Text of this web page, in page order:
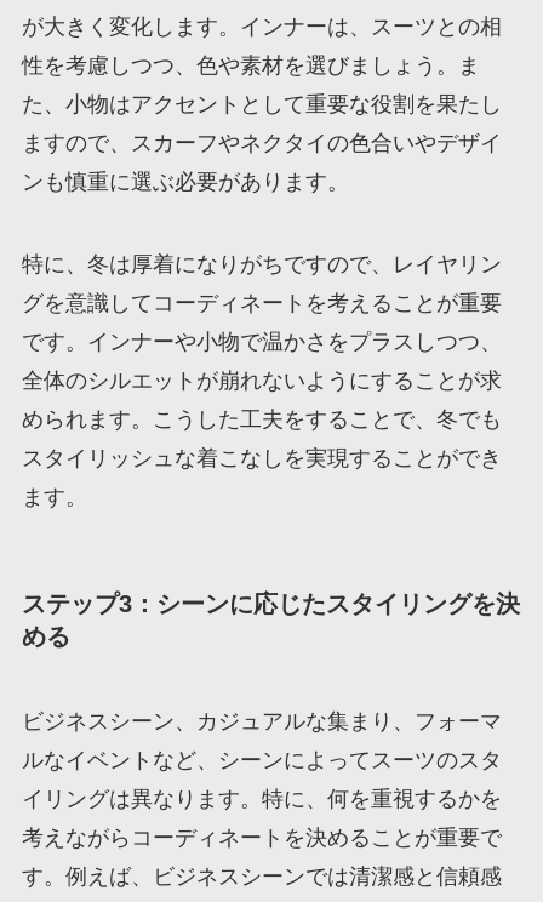
が大きく変化します。インナーは、スーツとの相
性を考慮しつつ、色や素材を選びましょう。ま
た、小物はアクセントとして重要な役割を果たし
ますので、スカーフやネクタイの色合いやデザイ
ンも慎重に選ぶ必要があります。
特に、冬は厚着になりがちですので、レイヤリン
グを意識してコーディネートを考えることが重要
です。インナーや小物で温かさをプラスしつつ、
全体のシルエットが崩れないようにすることが求
められます。こうした工夫をすることで、冬でも
スタイリッシュな着こなしを実現することができ
ます。
ステップ3：シーンに応じたスタイリングを決
める
ビジネスシーン、カジュアルな集まり、フォーマ
ルなイベントなど、シーンによってスーツのスタ
イリングは異なります。特に、何を重視するかを
考えながらコーディネートを決めることが重要で
す。例えば、ビジネスシーンでは清潔感と信頼感